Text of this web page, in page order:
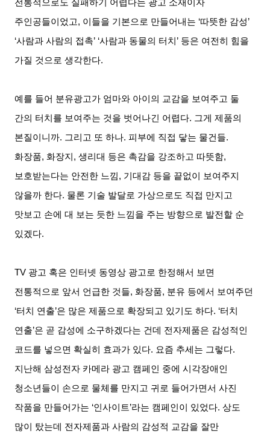
전통적으로도 실패하기 어렵다는 광고 소재이자
주인공들이었고, 이들을 기본으로 만들어내는 ‘따뜻한 감성’
‘사람과 사람의 접촉’ ‘사람과 동물의 터치 ’ 등은 여전히 힘을
가질 것으로 생각한다.
예를 들어 분유광고가 엄마와 아이의 교감을 보여주고 둘
간의 터치를 보여주는 것을 벗어나긴 어렵다. 그게 제품의
본질이니까. 그리고 또 하나. 피부에 직접 닿는 물건들.
화장품, 화장지 ,생리대 등은 촉감을 강조하고 따뜻함,
보호받는다는 안전한 느낌, 기대감 등을 끝없이 보여주지
않을까 한다. 물론 기술 발달로 가상으로도 직접 만지고
맛보고 손에 대 보는 듯한 느낌을 주는 방향으로 발전할 순
있겠다.
TV 광고 혹은 인터넷 동영상 광고로 한정해서 보면
전통적으로 앞서 언급한 것들, 화장품, 분유 등에서 보여주던
‘터치 연출’은 많은 제품으로 확장되고 있기도 하다. ‘터치
연출’은 곧 감성에 소구하겠다는 건데 전자제품은 감성적인
코드를 넣으면 확실히 효과가 있다. 요즘 추세는 그렇다.
지난해 삼성전자 카메라 광고 캠페인 중에 시각장애인
청소년들이 손으로 물체를 만지고 귀로 들어가면서 사진
작품을 만들어가는 ‘인사이트’라는 캠페인이 있었다.상도
많이 탔는데 전자제품과 사람의 감성적 교감을 잘만